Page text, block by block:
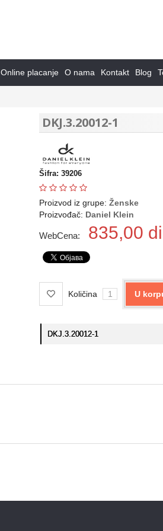
Online placanje O nama Kontakt Blog
DKJ.3.20012-1
Šifra: 39206
Proizvod iz grupe: Ženske
Proizvođač: Daniel Klein
WebCena: 835,00
Količina U
DKJ.3.20012-1